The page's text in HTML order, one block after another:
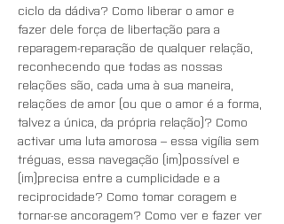
ciclo da dádiva? Como liberar o amor e
fazer dele força de libertação para a
reparagem-reparação de qualquer relação,
reconhecendo que todas as nossas
relações são, cada uma à sua maneira,
relações de amor (ou que o amor é a forma,
talvez a única, da própria relação)? Como
activar uma luta amorosa – essa vigília sem
tréguas, essa navegação (im)possível e
(im)precisa entre a cumplicidade e a
reciprocidade? Como tomar coragem e
tornar-se ancoragem? Como ver e fazer ver